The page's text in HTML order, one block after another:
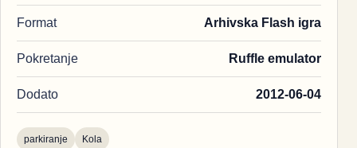
Format Arhivska Flash igra
Pokretanje Ruffle emulator
Dodato 2012-06-04
parkiranje Kola